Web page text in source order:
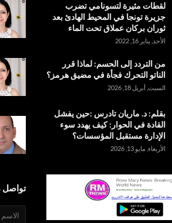
لقطات مثيرة لتسونامي تضرب
جزيرة تونجا في المحيط الهادئ بعد
ثوران بركان عملاق تحت الماء
الأحد, يناير 16, 2022
من التردد إلى الحسم: لماذا قرر
الناتو التحرك فجأة في مضيق هرمز؟
السبت, أبريل 18, 2026
بقلم: د. ماريان تادرس :حين يفشل
القادة في الحوار: كيف يهدد سوء
الإدارة مستقبل المؤسسات؟
الأربعاء, مايو 13, 2026
تواصل